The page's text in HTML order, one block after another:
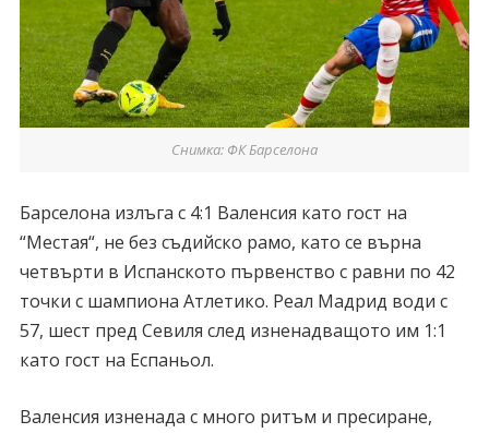
Снимка: ФК Барселона
Барселона излъга с 4:1 Валенсия като гост на
“Местая“, не без съдийско рамо, като се върна
четвърти в Испанското първенство с равни по 42
точки с шампиона Атлетико. Реал Мадрид води с
57, шест пред Севиля след изненадващото им 1:1
като гост на Еспаньол.
Валенсия изненада с много ритъм и пресиране,